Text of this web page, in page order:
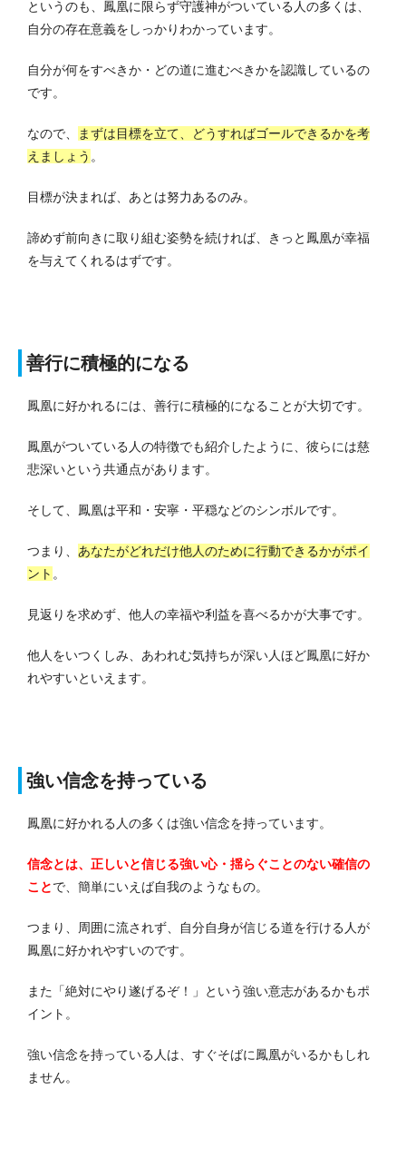
というのも、鳳凰に限らず守護神がついている人の多くは、
自分の存在意義をしっかりわかっています。
自分が何をすべきか・どの道に進むべきかを認識しているの
です。
なので、
まずは目標を立て、どうすればゴールできるかを考
えましょう 。
目標が決まれば、あとは努力あるのみ。
諦めず前向きに取り組む姿勢を続ければ、きっと鳳凰が幸福
を与えてくれるはずです。
善行に積極的になる
鳳凰に好かれるには、善行に積極的になることが大切です。
鳳凰がついている人の特徴でも紹介したように、彼らには慈
悲深いという共通点があります。
そして、鳳凰は平和・安寧・平穏などのシンボルです。
つまり、 あなたがどれだけ他人のために行動できるかがポイ
ント 。
見返りを求めず、他人の幸福や利益を喜べるかが大事です。
他人をいつくしみ、あわれむ気持ちが深い人ほど鳳凰に好か
れやすいといえます。
強い信念を持っている
鳳凰に好かれる人の多くは強い信念を持っています。
信念とは、正しいと信じる強い心・揺らぐことのない確信の
ことで、簡単にいえば自我のようなもの。
つまり、周囲に流されず、自分自身が信じる道を行ける人が
鳳凰に好かれやすいのです。
また「絶対にやり遂げるぞ！」という強い意志があるかもポ
イント。
強い信念を持っている人は、すぐそばに鳳凰がいるかもしれ
ません。